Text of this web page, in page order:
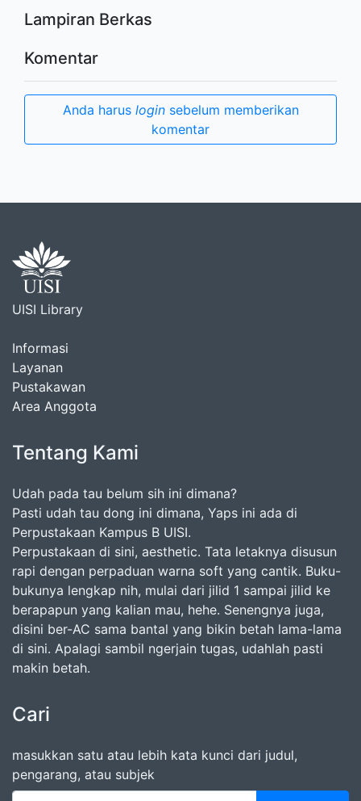
Lampiran Berkas
Komentar
Anda harus loginsebelum memberikan
komentar
UISI Library
Informasi
Layanan
Pustakawan
Area Anggota
Tentang Kami
Udah pada tau belum sih ini dimana?
Pasti udah tau dong ini dimana, Yaps ini ada di
Perpustakaan Kampus B UISI.
Perpustakaan di sini, aesthetic. Tata letaknya disusun
rapi dengan perpaduan warna soft yang cantik. Buku-
bukunya lengkap nih, mulai dari jilid 1 sampai jilid ke
berapapun yang kalian mau, hehe. Senengnya juga,
disini ber-AC sama bantal yang bikin betah lama-lama
di sini. Apalagi sambil ngerjain tugas, udahlah pasti
makin betah.
Cari
masukkan satu atau lebih kata kunci dari judul,
pengarang, atau subjek